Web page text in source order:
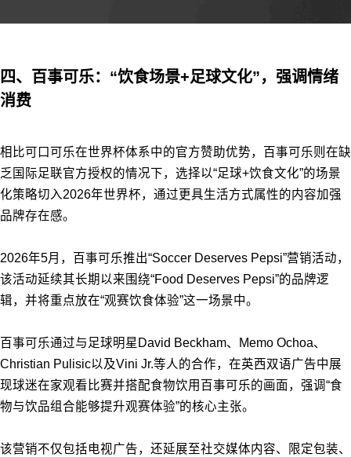
四、百事可乐：“饮食场景+足球文化”，强调情绪
消费
相比可口可乐在世界杯体系中的官方赞助优势，百事可乐则在缺
乏国际足联官方授权的情况下，选择以“足球+饮食文化”的场景
化策略切入2026年世界杯，通过更具生活方式属性的内容加强
品牌存在感。
2026年5月，百事可乐推出“Soccer Deserves Pepsi”营销活动，
该活动延续其长期以来围绕“Food Deserves Pepsi”的品牌逻
辑，并将重点放在“观赛饮食体验”这一场景中。
百事可乐通过与足球明星David Beckham、Memo Ochoa、
Christian Pulisic以及Vini Jr.等人的合作，在英西双语广告中展
现球迷在家观看比赛并搭配食物饮用百事可乐的画面，强调“食
物与饮品组合能够提升观赛体验”的核心主张。
该营销不仅包括电视广告，还延展至社交媒体内容、限定包装、